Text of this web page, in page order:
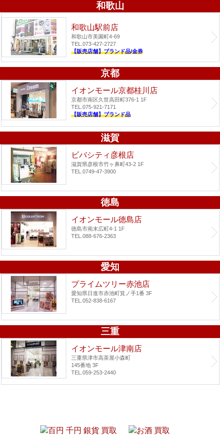
和歌山
和歌山駅前店
和歌山市美園町4-69
TEL.073-427-2727
【販売店舗】ブランド品/金券
京都
イオンモール京都桂川店
京都市南区久世高田町376-1 1F
TEL.075-921-7171
【販売店舗】ブランド品
滋賀
ビバシティ彦根店
滋賀県彦根市竹ヶ鼻町43-2 1F
TEL.0749-47-3900
徳島
イオンモール徳島店
徳島市南末広町4-1 1F
TEL.088-676-2363
愛知
プライムツリー赤池店
愛知県日進市赤池町箕ノ手1番 3F
TEL.052-838-6167
三重
イオンモール津南店
三重県津市高茶屋小森町
145番地 3F
TEL.059-253-2440